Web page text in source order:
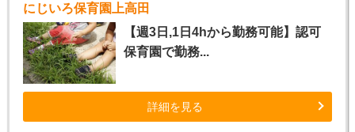
にじいろ保育園上高田
【週3日,1日4hから勤務可能】認可
保育園で勤務...
詳細を見る